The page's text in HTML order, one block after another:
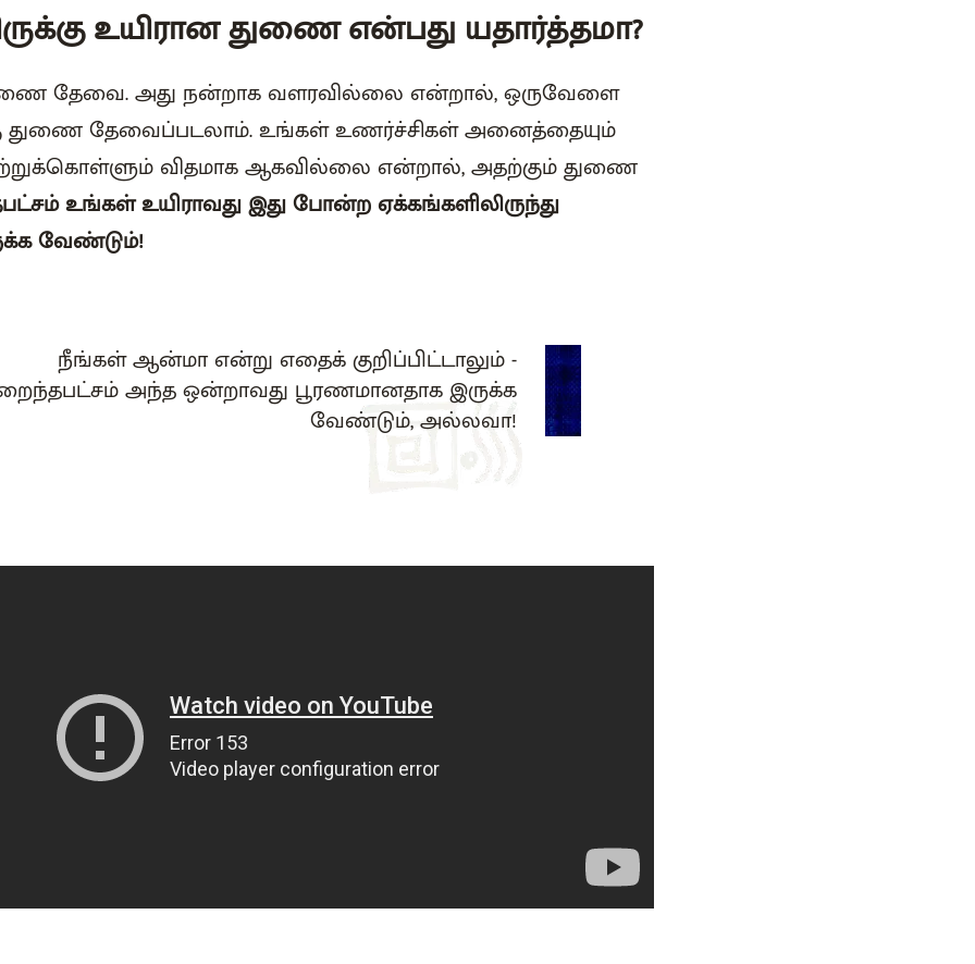
உயிரான துணை என்பது யதார்த்தமா?
தேவை. அது நன்றாக வளரவில்லை என்றால், ஒருவேளை
துணை தேவைப்படலாம். உங்கள் உணர்ச்சிகள் அனைத்தையும்
விதமாக ஆகவில்லை என்றால், அதற்கும் துணை
உங்கள் உயிராவது இது போன்ற ஏக்கங்களிலிருந்து
வேண்டும்!
நீங்கள் ஆன்மா என்று எதைக் குறிப்பிட்டாலும் -
அந்த ஒன்றாவது பூரணமானதாக இருக்க
வேண்டும், அல்லவா!